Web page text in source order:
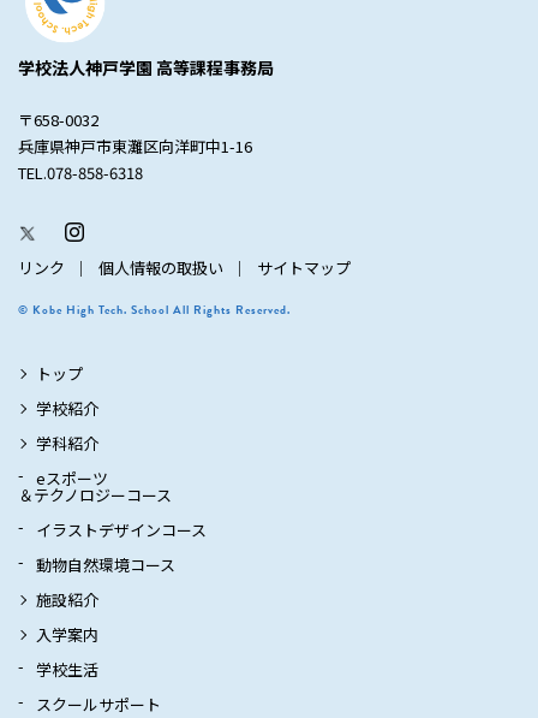
学校法人神戸学園 高等課程事務局
〒658-0032
兵庫県神戸市東灘区向洋町中1-16
TEL.078-858-6318
リンク 個人情報の取扱い サイトマップ
© Kobe High Tech. School All Rights Reserved.
トップ
学校紹介
学科紹介
eスポーツ
＆テクノロジーコース
イラストデザインコース
動物自然環境コース
施設紹介
入学案内
学校生活
スクールサポート